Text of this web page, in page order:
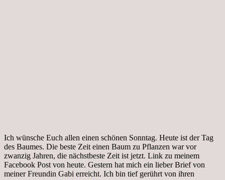
Ich wünsche Euch allen einen schönen Sonntag. Heute ist der Tag
des Baumes. Die beste Zeit einen Baum zu Pflanzen war vor
zwanzig Jahren, die nächstbeste Zeit ist jetzt. Link zu meinem
Facebook Post von heute. Gestern hat mich ein lieber Brief von
meiner Freundin Gabi erreicht. Ich bin tief gerührt von ihren